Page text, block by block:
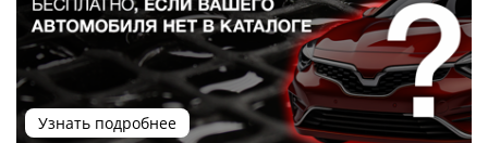
Узнать подробнее